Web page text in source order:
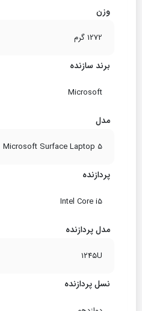
وزن
1272 گرم
برند سازنده
Microsoft
مدل
Microsoft Surface Laptop 5
پردازنده
Intel Core i5
مدل پردازنده
۱۲4۵U
نسل پردازنده